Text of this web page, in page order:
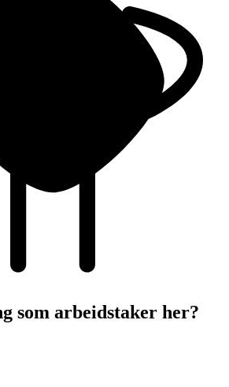
som arbeidstaker her?